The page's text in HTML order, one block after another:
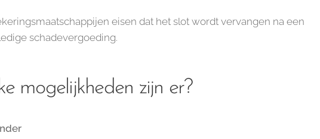
eisen dat het slot wordt vervangen na een
schadevergoeding.
mogelijkheden zijn er?